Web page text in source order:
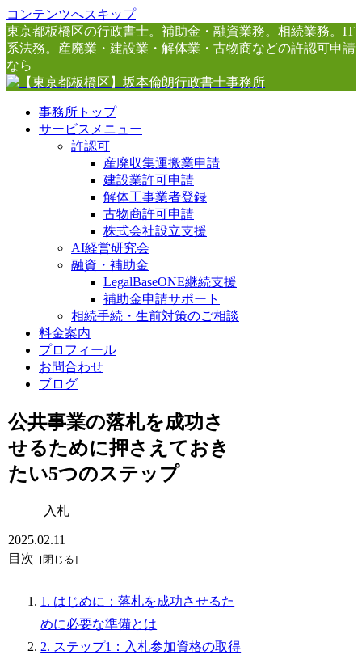
コンテンツへスキップ
東京都板橋区の行政書士。補助金・融資業務。相続業務。IT
系法務。産廃業・建設業・解体業・古物商などの許認可申請
なら
事務所トップ
サービスメニュー
許認可
産廃収集運搬業申請
建設業許可申請
解体工事業者登録
古物商許可申請
株式会社設立支援
AI経営研究会
融資・補助金
LegalBaseONE継続支援
補助金申請サポート
相続手続・生前対策のご相談
料金案内
プロフィール
お問合わせ
ブログ
公共事業の落札を成功さ
せるために押さえておき
たい5つのステップ
入札
2025.02.11
目次
1. はじめに：落札を成功させるた
めに必要な準備とは
2. ステップ1：入札参加資格の取得